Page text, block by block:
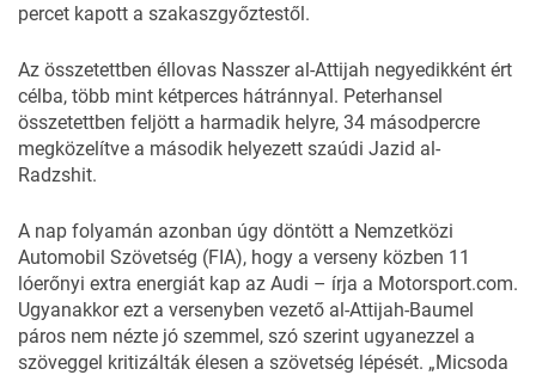
percet kapott a szakaszgyőztestől.
Az összetettben éllovas Nasszer al-Attijah negyedikként ért
célba, több mint kétperces hátránnyal. Peterhansel
összetettben feljött a harmadik helyre, 34 másodpercre
megközelítve a második helyezett szaúdi Jazid al-
Radzshit.
A nap folyamán azonban úgy döntött a Nemzetközi
Automobil Szövetség (FIA), hogy a verseny közben 11
lóerőnyi extra energiát kap az Audi – írja a Motorsport.com.
Ugyanakkor ezt a versenyben vezető al-Attijah-Baumel
páros nem nézte jó szemmel, szó szerint ugyanezzel a
szöveggel kritizálták élesen a szövetség lépését. „Micsoda